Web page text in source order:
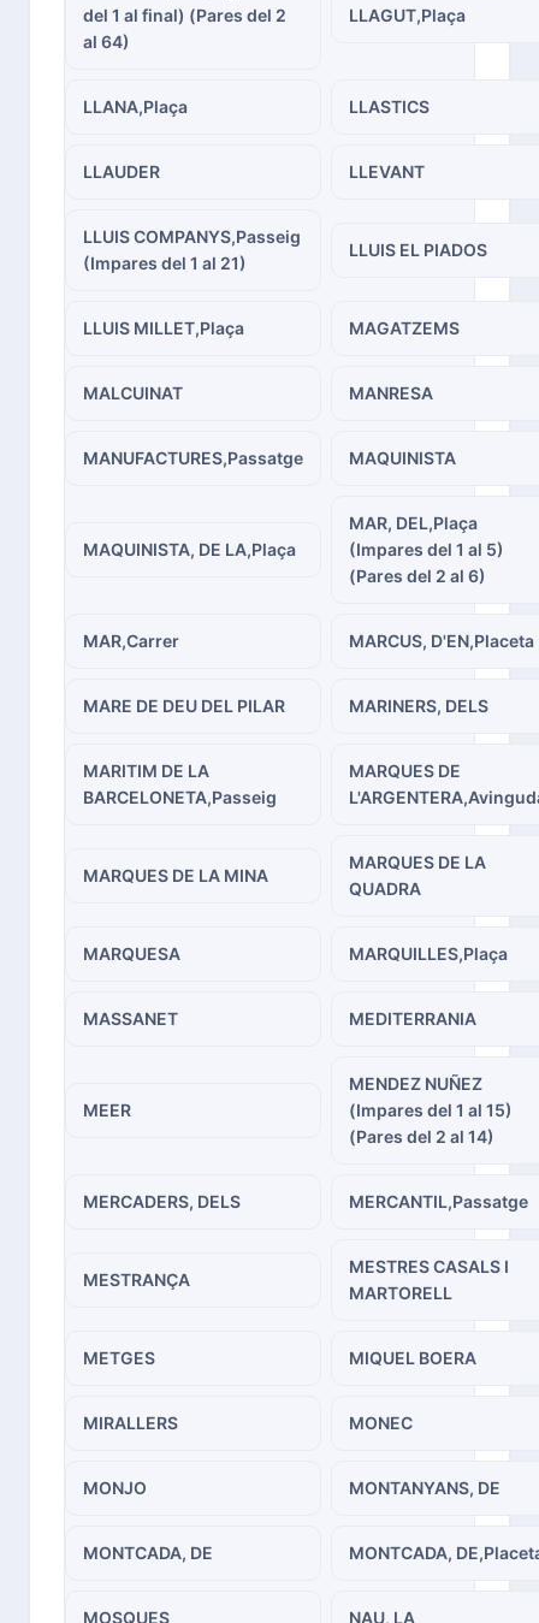
del 1 al final) (Pares del 2
al 64)
LLAGUT,Plaça
LLANA,Plaça LLASTICS
LLAUDER LLEVANT
LLUIS COMPANYS,Passeig
(Impares del 1 al 21)
LLUIS EL PIADOS
LLUIS MILLET,Plaça MAGATZEMS
MALCUINAT MANRESA
MANUFACTURES,Passatge MAQUINISTA
MAQUINISTA, DE LA,Plaça
MAR, DEL,Plaça
(Impares del 1 al 5)
(Pares del 2 al 6)
MAR,Carrer MARCUS, D'EN,Placeta
MARE DE DEU DEL PILAR MARINERS, DELS
MARITIM DE LA
BARCELONETA,Passeig
MARQUES DE
MARQUES DE LA MINA
MARQUES DE LA
QUADRA
MARQUESA MARQUILLES,Plaça
MASSANET MEDITERRANIA
MEER
MENDEZ NUÑEZ
(Impares del 1 al 15)
(Pares del 2 al 14)
MERCADERS, DELS MERCANTIL,Passatge
MESTRANÇA
MESTRES CASALS I
MARTORELL
METGES MIQUEL BOERA
MIRALLERS MONEC
MONJO MONTANYANS, DE
MONTCADA, DE MONTCADA,
MOSQUES NAU, LA